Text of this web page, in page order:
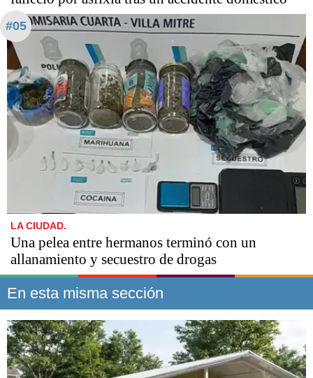
#05
LA CIUDAD.
Una pelea entre hermanos terminó con un
allanamiento y secuestro de drogas
En esta misma sección